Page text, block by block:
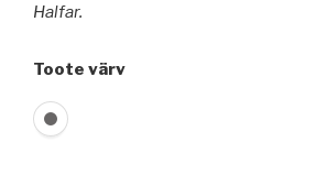
Halfar.
Toote värv